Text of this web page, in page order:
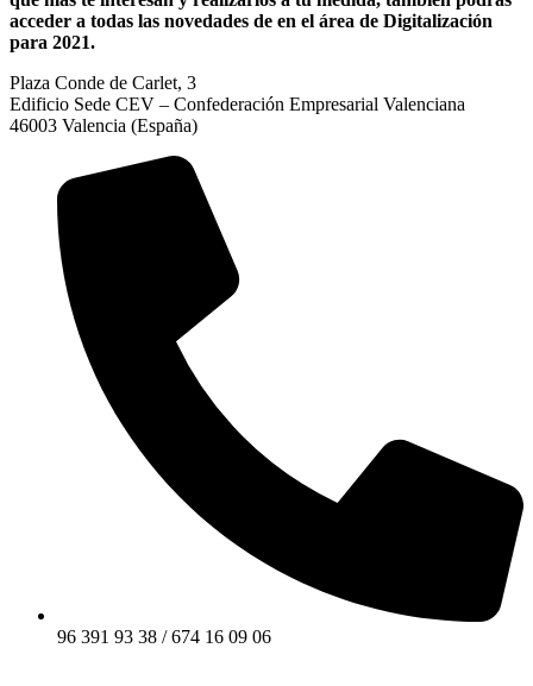
acceder a todas las novedades de en el área de Digitalización
para 2021.
Plaza Conde de Carlet, 3
Edificio Sede CEV – Confederación Empresarial Valenciana
46003 Valencia (España)
96 391 93 38 / 674 16 09 06